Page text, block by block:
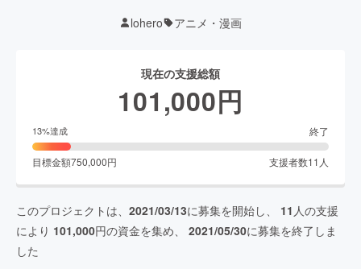
lohero アニメ・漫画
現在の支援総額
101,000円
13%達成 終了
目標金額750,000円 支援者数11 人
このプロジェクトは、 2021/03/13に募集を開始し、 11 人の支援
により 101,000円の資金を集め、 2021/05/30に募集を終了しま
した